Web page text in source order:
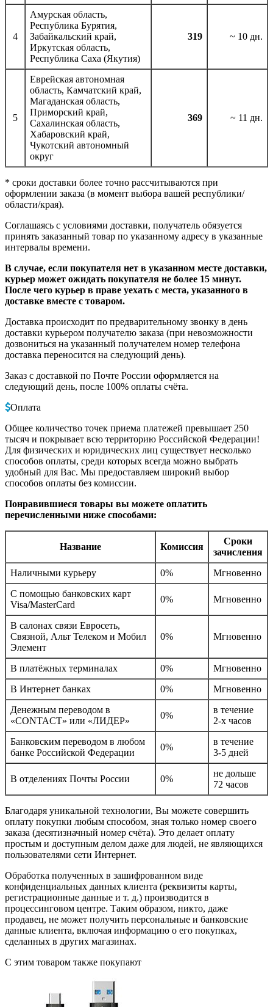
4
Амурская область,
Республика Бурятия,
Забайкальский край,
Иркутская область,
Республика Саха (Якутия)
319 ~ 10 дн.
5
Еврейская автономная
область, Камчатский край,
Магаданская область,
Приморский край,
Сахалинская область,
Хабаровский край,
Чукотский автономный
округ
369 ~ 11 дн.
* сроки доставки более точно рассчитываются при
оформлении заказа (в момент выбора вашей республики/
области/края).
Соглашаясь с условиями доставки, получатель обязуется
принять заказанный товар по указанному адресу в указанные
интервалы времени.
В случае, если покупателя нет в указанном месте доставки,
курьер может ожидать покупателя не более 15 минут.
После чего курьер в праве уехать с места, указанного в
доставке вместе с товаром.
Доставка происходит по предварительному звонку в день
доставки курьером получателю заказа (при невозможности
дозвониться на указанный получателем номер телефона
доставка переносится на следующий день).
Заказ с доставкой по Почте России оформляется на
следующий день, после 100% оплаты счёта.
Оплата
Общее количество точек приема платежей превышает 250
тысяч и покрывает всю территорию Российской Федерации!
Для физических и юридических лиц существует несколько
способов оплаты, среди которых всегда можно выбрать
удобный для Вас. Мы предоставляем широкий выбор
способов оплаты без комиссии.
Понравившиеся товары вы можете оплатить
перечисленными ниже способами:
Название Комиссия
Сроки
зачисления
Наличными курьеру
0%
Мгновенно
С помощью банковских карт
Visa/MasterCard
0% Мгновенно
В салонах связи Евросеть,
Связной, Альт Телеком и Мобил
Элемент
0% Мгновенно
В платёжных терминалах 0%
Мгновенно
В Интернет банках
0%
Мгновенно
Денежным переводом в
«CONTACT» или «ЛИДЕР»
0%
в течение
2-х часов
Банковским переводом в любом
банке Российской Федерации
0%
в течение
3-5 дней
В отделениях Почты России 0%
не дольше
72 часов
Благодаря уникальной технологии, Вы можете совершить
оплату покупки любым способом, зная только номер своего
заказа (десятизначный номер счёта). Это делает оплату
простым и доступным делом даже для людей, не являющихся
пользователями сети Интернет.
Обработка полученных в зашифрованном виде
конфиденциальных данных клиента (реквизиты карты,
регистрационные данные и т. д.) производится в
процессинговом центре. Таким образом, никто, даже
продавец, не может получить персональные и банковские
данные клиента, включая информацию о его покупках,
сделанных в других магазинах.
С этим товаром также покупают